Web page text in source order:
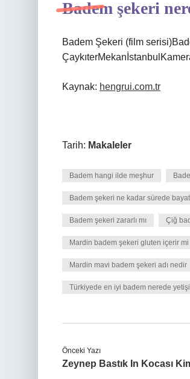
Badem şekeri
Badem Şekeri (film
Kaynak: hengrui.com.tr
Tarih: Makaleler
Badem hangi ilde meşhur
Badem şekeri ne kadar sürede
Badem şekeri zararlı mı Çiğ
Mardin badem şekeri gluten içerir mi
Mardin mavi badem şekeri adı nedir
Türkiyede en iyi badem nerede
Önceki Yazı
Zeynep Bastık In Kocası